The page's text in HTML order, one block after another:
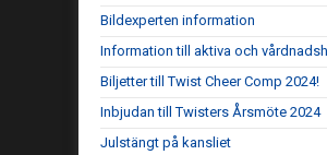
Bildexperten information
Information till aktiva och
Biljetter till Twist Cheer Comp 2024!
Inbjudan till Twisters Årsmöte 2024
Julstängt på kansliet